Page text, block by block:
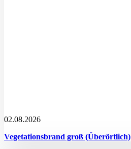
02.08.2026
Vegetationsbrand groß (Überörtlich)